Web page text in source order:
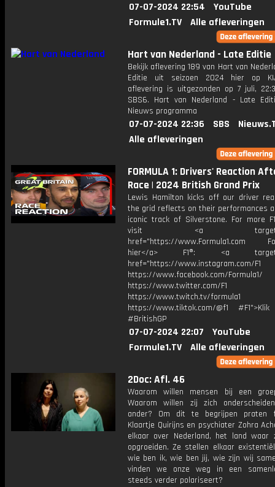
07-07-2024 22:54
YouTube
Formule1.TV
Alle afleveringen
Hart van Nederland - Late Editie
Bekijk aflevering 189 van Hart van
Editie uit seizoen 2024 hier op
aflevering is uitgezonden op 7 juli,
SBS6. Hart van Nederland - Late
Nieuws programma
07-07-2024 22:36 SBS
Alle afleveringen
FORMULA 1: Drivers' Reaction
Race | 2024 British Grand Prix
Lewis Hamilton kicks off our driver
the grid reflects on their performances
iconic track of Silverstone. For more
visit <a
href="https://www.Formula1.com
hier</a> F1®: <a
href="https://www.instagram.com/F1
https://www.facebook.com/Formula1/
https://www.twitter.com/F1
https://www.twitch.tv/formula1
https://www.tiktok.com/@f1
#BritishGP
07-07-2024 22:07
YouTube
Formule1.TV
Alle afleveringen
2Doc: Afl. 46
Waarom willen mensen bij een
Waarom willen zij zich
ander? Om dit te begrijpen praten
Klaartje Quirijns en psychiater Zohra
elkaar over Nederland, het land waar
opgroeiden. Ze stellen elkaar
wie ben ik, wie ben jij, wie zijn wij
vinden we onze weg in een
steeds verder polariseert?